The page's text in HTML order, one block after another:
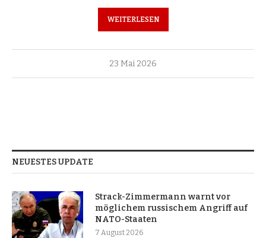
WEITERLESEN
23 Mai 2026
NEUESTES UPDATE
Strack-Zimmermann warnt vor
möglichem russischem Angriff auf
NATO-Staaten
7 August 2026